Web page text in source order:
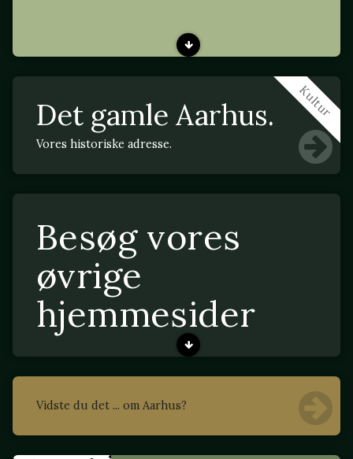
Kultur
Det gamle Aarhus.
Vores historiske adresse.
Besøg vores
øvrige
hjemmesider
Vidste du det ... om Aarhus?